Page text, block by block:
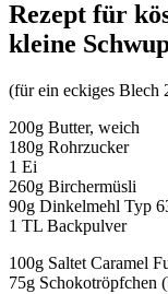
Rezept für
kleine
(für ein eckiges Blech
200g Butter, weich
180g Rohrzucker
1 Ei
260g Birchermüsli
90g Dinkelmehl Typ
1 TL Backpulver
100g Saltet Caramel
75g Schokotröpfchen